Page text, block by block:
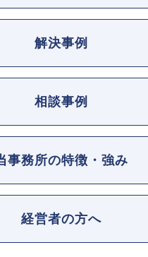
解決事例
相談事例
事務所の特徴・強み
経営者の方へ